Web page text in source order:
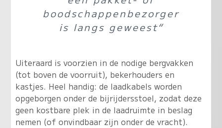
boodschappenbezorger
is langs geweest“
Uiteraard is voorzien in de nodige bergvakken
(tot boven de voorruit), bekerhouders en
kastjes. Heel handig: de laadkabels worden
opgeborgen onder de bijrijdersstoel, zodat deze
geen kostbare plek in de laadruimte in beslag
nemen (of onvindbaar zijn onder de vracht).